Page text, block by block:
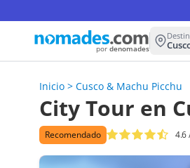
por denomades
Inicio > Cusco & Machu Picchu
City Tour en
Recomendado 4.6